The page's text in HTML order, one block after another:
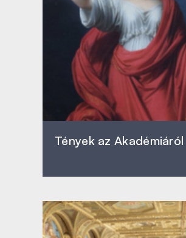
Tények az Akadémiáról